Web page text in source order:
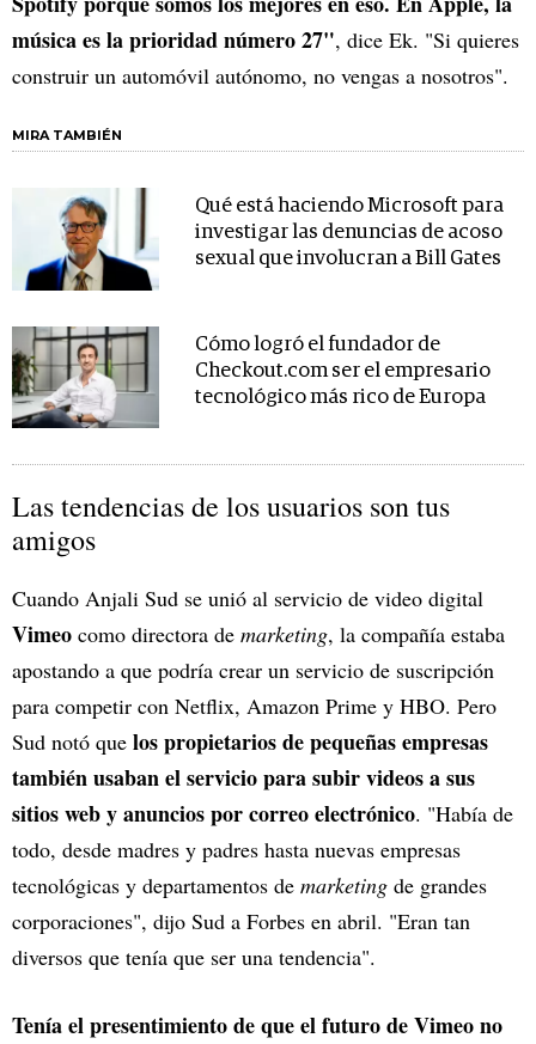
música es la prioridad número 27", dice Ek. "Si quieres
construir un automóvil autónomo, no vengas a nosotros".
MIRA TAMBIÉN
Qué está haciendo Microsoft para
investigar las denuncias de acoso
sexual que involucran a Bill Gates
Cómo logró el fundador de
Checkout.com ser el empresario
tecnológico más rico de Europa
Las tendencias de los usuarios son tus
amigos
Cuando Anjali Sud se unió al servicio de video digital
Vimeo como directora de marketing, la compañía estaba
apostando a que podría crear un servicio de suscripción
para competir con Netflix, Amazon Prime y HBO. Pero
Sud notó que los propietarios de pequeñas empresas
también usaban el servicio para subir videos a sus
sitios web y anuncios por correo electrónico. "Había de
todo, desde madres y padres hasta nuevas empresas
tecnológicas y departamentos de marketing de grandes
corporaciones", dijo Sud a Forbes en abril. "Eran tan
diversos que tenía que ser una tendencia".
Tenía el presentimiento de que el futuro de Vimeo no